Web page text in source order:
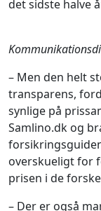
det sidste halve
– Men den helt
transparens,
synlige på
Samlino.dk og
overskueligt for
prisen i de
– Der er også